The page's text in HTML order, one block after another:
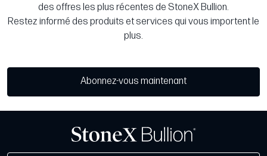
des offres les plus récentes de StoneX Bullion.
Restez informé des produits et services qui vous importent le
plus.
Abonnez-vous maintenant